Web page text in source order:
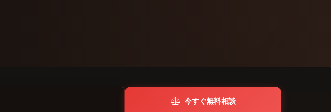
今すぐ無料相談